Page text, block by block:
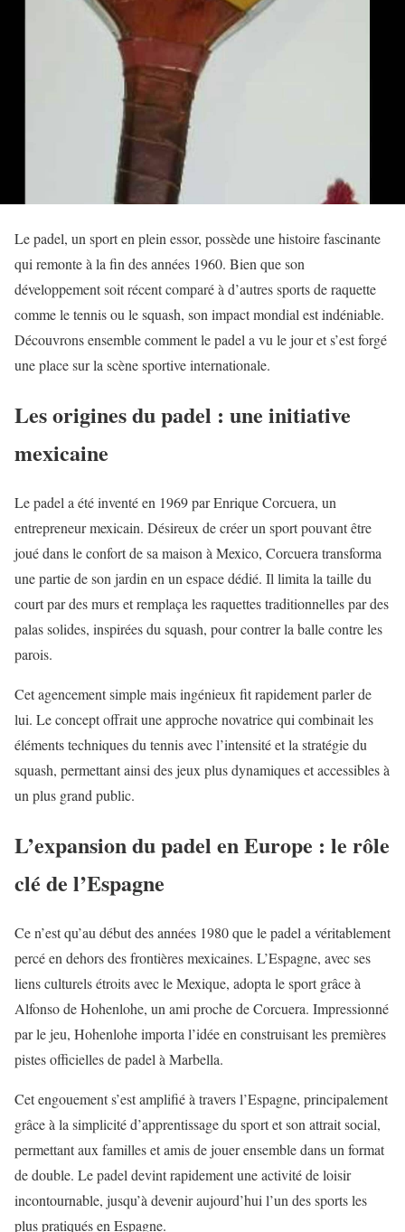
Le padel, un sport en plein essor, possède une histoire fascinante
qui remonte à la fin des années 1960. Bien que son
développement soit récent comparé à d’autres sports de raquette
comme le tennis ou le squash, son impact mondial est indéniable.
Découvrons ensemble comment le padel a vu le jour et s’est forgé
une place sur la scène sportive internationale.
Les origines du padel : une initiative
mexicaine
Le padel a été inventé en 1969 par Enrique Corcuera, un
entrepreneur mexicain. Désireux de créer un sport pouvant être
joué dans le confort de sa maison à Mexico, Corcuera transforma
une partie de son jardin en un espace dédié. Il limita la taille du
court par des murs et remplaça les raquettes traditionnelles par des
palas solides, inspirées du squash, pour contrer la balle contre les
parois.
Cet agencement simple mais ingénieux fit rapidement parler de
lui. Le concept offrait une approche novatrice qui combinait les
éléments techniques du tennis avec l’intensité et la stratégie du
squash, permettant ainsi des jeux plus dynamiques et accessibles à
un plus grand public.
L’expansion du padel en Europe : le rôle
clé de l’Espagne
Ce n’est qu’au début des années 1980 que le padel a véritablement
percé en dehors des frontières mexicaines. L’Espagne, avec ses
liens culturels étroits avec le Mexique, adopta le sport grâce à
Alfonso de Hohenlohe, un ami proche de Corcuera. Impressionné
par le jeu, Hohenlohe importa l’idée en construisant les premières
pistes officielles de padel à Marbella.
Cet engouement s’est amplifié à travers l’Espagne, principalement
grâce à la simplicité d’apprentissage du sport et son attrait social,
permettant aux familles et amis de jouer ensemble dans un format
de double. Le padel devint rapidement une activité de loisir
incontournable, jusqu’à devenir aujourd’hui l’un des sports les
plus pratiqués en Espagne.